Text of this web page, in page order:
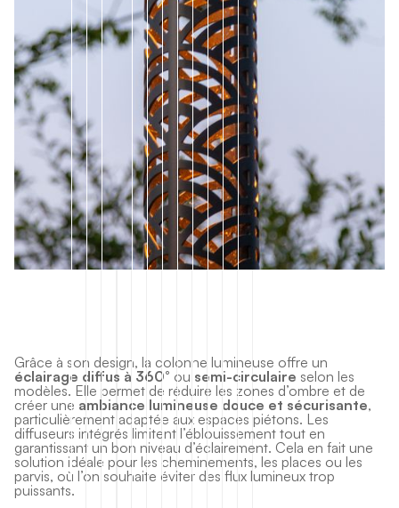
Grâce à son design, la colonne lumineuse offre un
éclairage diffus à 360° ou semi-circulaire selon les
modèles. Elle permet de réduire les zones d’ombre et de
créer une ambiance lumineuse douce et sécurisante,
particulièrement adaptée aux espaces piétons. Les
diffuseurs intégrés limitent l’éblouissement tout en
garantissant un bon niveau d’éclairement. Cela en fait une
solution idéale pour les cheminements, les places ou les
parvis, où l’on souhaite éviter des flux lumineux trop
puissants.